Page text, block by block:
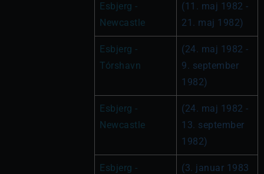
Esbjerg -
Newcastle
(11. maj 1982 -
21. maj 1982)
Esbjerg -
Tórshavn
(24. maj 1982 -
9. september
1982)
Esbjerg -
Newcastle
(24. maj 1982 -
13. september
1982)
Esbjerg -
(3. januar 1983